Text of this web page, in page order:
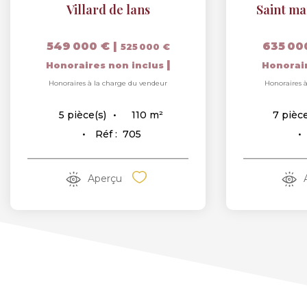
Villard de lans
549 000 € | 525 000 €
Honoraires non inclus |
Honoraires à la charge du vendeur
5 pièce(s) 110 m²
Réf : 705
Aperçu
Saint
635
Honoraires
7